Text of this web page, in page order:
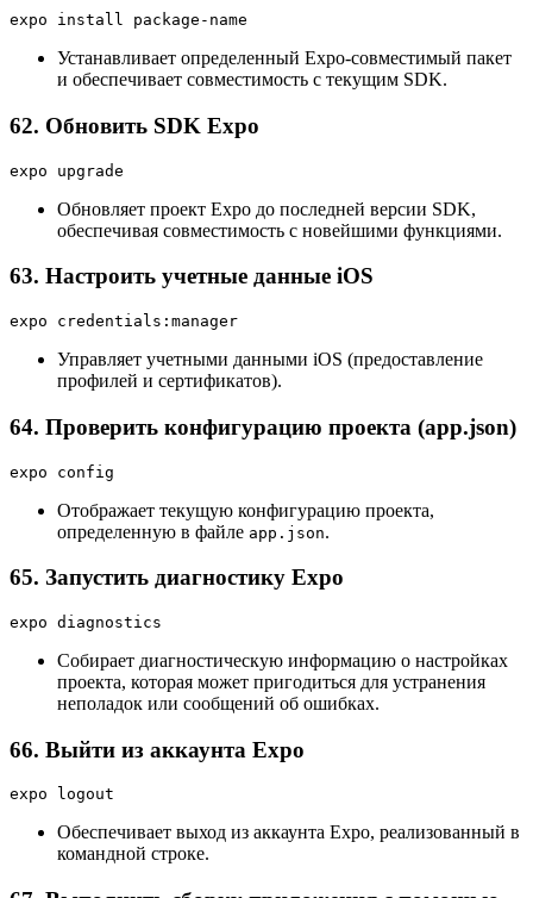
expo install package-name
Устанавливает определенный Expo-совместимый пакет
и обеспечивает совместимость с текущим SDK.
62. Обновить SDK Expo
expo upgrade
Обновляет проект Expo до последней версии SDK,
обеспечивая совместимость с новейшими функциями.
63. Настроить учетные данные iOS
expo credentials:manager
Управляет учетными данными iOS (предоставление
профилей и сертификатов).
64. Проверить конфигурацию проекта (app.json)
expo config
Отображает текущую конфигурацию проекта,
определенную в файле app.json.
65. Запустить диагностику Expo
expo diagnostics
Собирает диагностическую информацию о настройках
проекта, которая может пригодиться для устранения
неполадок или сообщений об ошибках.
66. Выйти из аккаунта Expo
expo logout
Обеспечивает выход из аккаунта Expo, реализованный в
командной строке.